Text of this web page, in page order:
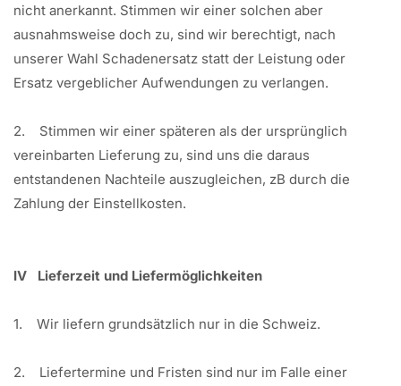
nicht anerkannt. Stimmen wir einer solchen aber
ausnahmsweise doch zu, sind wir berechtigt, nach
unserer Wahl Schadenersatz statt der Leistung oder
Ersatz vergeblicher Aufwendungen zu verlangen.
2. Stimmen wir einer späteren als der ursprünglich
vereinbarten Lieferung zu, sind uns die daraus
entstandenen Nachteile auszugleichen, zB durch die
Zahlung der Einstellkosten.
IV Lieferzeit und Liefermöglichkeiten
1. Wir liefern grundsätzlich nur in die Schweiz.
2. Liefertermine und Fristen sind nur im Falle einer